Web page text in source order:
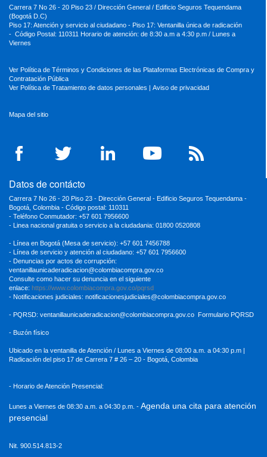
Carrera 7 No 26 - 20 Piso 23 / Dirección General / Edificio Seguros Tequendama
(Bogotá D.C)
Piso 17: Atención y servicio al ciudadano - Piso 17: Ventanilla única de radicación
- Código Postal: 110311 Horario de atención: de 8:30 a.m a 4:30 p.m / Lunes a
Viernes
Ver Política de Términos y Condiciones de las Plataformas Electrónicas de Compra y
Contratación Pública
Ver Política de Tratamiento de datos personales | Aviso de privacidad
Mapa del sitio
Datos de contácto
Carrera 7 No 26 - 20 Piso 23 - Dirección General - Edificio Seguros Tequendama -
Bogotá, Colombia - Código postal: 110311
- Teléfono Conmutador: +57 601 7956600
- Linea nacional gratuita o servicio a la ciudadania: 01800 0520808
- Línea en Bogotá (Mesa de servicio): +57 601 7456788
- Línea de servicio y atención al ciudadano: +57 601 7956600
- Denuncias por actos de corrupción:
ventanillaunicaderadicacion@colombiacompra.gov.co
Consulte como hacer su denuncia en el siguiente
enlace: https://www.colombiacompra.gov.co/pqrsd
- Notificaciones judiciales: notificacionesjudiciales@colombiacompra.gov.co
- PQRSD: ventanillaunicaderadicacion@colombiacompra.gov.co Formulario PQRSD
- Buzón físico
Ubicado en la ventanilla de Atención / Lunes a Viernes de 08:00 a.m. a 04:30 p.m |
Radicación del piso 17 de Carrera 7 # 26 – 20 - Bogotá, Colombia
- Horario de Atención Presencial:
Lunes a Viernes de 08:30 a.m. a 04:30 p.m. - Agenda una cita para atención
presencial
Nit. 900.514.813-2